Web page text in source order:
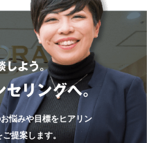
しよう。
リングへ。
悩みや目標をヒアリン
提案します。